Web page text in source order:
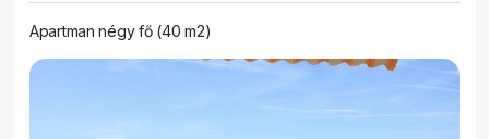
Apartman négy fő (40 m2)